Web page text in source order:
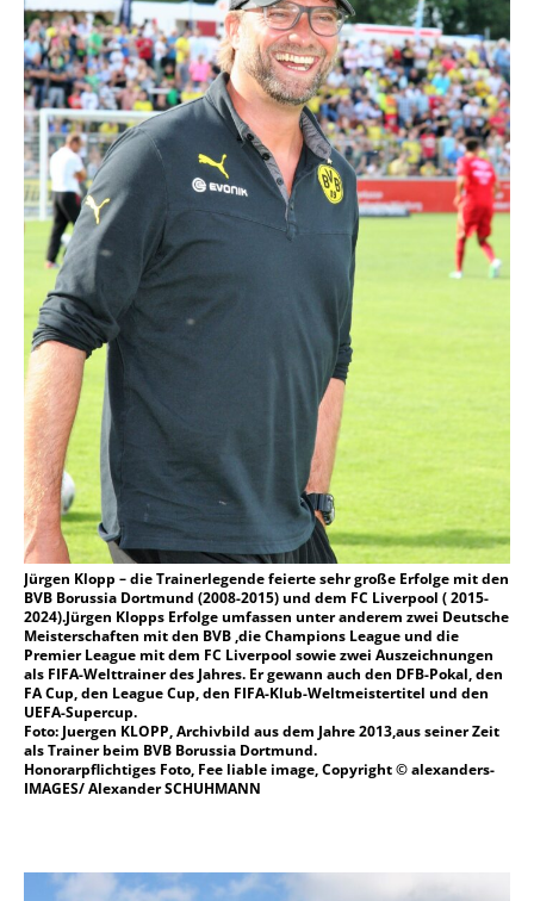
Jürgen Klopp – die Trainerlegende feierte sehr große Erfolge mit den
BVB Borussia Dortmund (2008-2015) und dem FC Liverpool ( 2015-
2024).Jürgen Klopps Erfolge umfassen unter anderem zwei Deutsche
Meisterschaften mit den BVB ,die Champions League und die
Premier League mit dem FC Liverpool sowie zwei Auszeichnungen
als FIFA-Welttrainer des Jahres. Er gewann auch den DFB-Pokal, den
FA Cup, den League Cup, den FIFA-Klub-Weltmeistertitel und den
UEFA-Supercup.
Foto: Juergen KLOPP, Archivbild aus dem Jahre 2013,aus seiner Zeit
als Trainer beim BVB Borussia Dortmund.
Honorarpflichtiges Foto, Fee liable image, Copyright © alexanders-
IMAGES/ Alexander SCHUHMANN